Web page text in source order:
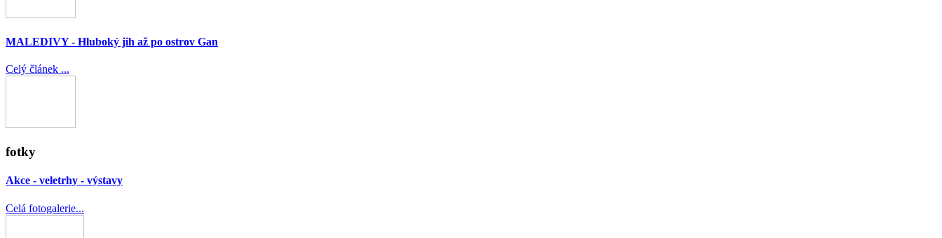
MALEDIVY - Hluboký jih až po ostrov Gan
Celý článek ...
fotky
Akce - veletrhy - výstavy
Celá fotogalerie...